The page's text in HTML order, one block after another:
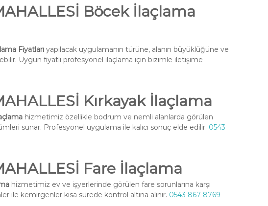
Böcek İlaçlama
Fiyatları yapılacak uygulamanın türüne, alanın büyüklüğüne ve
Uygun fiyatlı profesyonel ilaçlama için bizimle iletişime
Kırkayak İlaçlama
hizmetimiz özellikle bodrum ve nemli alanlarda görülen
sunar. Profesyonel uygulama ile kalıcı sonuç elde edilir. 0543
Fare İlaçlama
hizmetimiz ev ve işyerlerinde görülen fare sorunlarına karşı
kemirgenler kısa sürede kontrol altına alınır. 0543 867 8769